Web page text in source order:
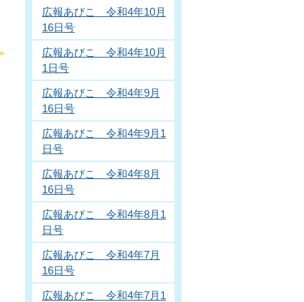
広報あびこ 令和4年10月
16日号
広報あびこ 令和4年10月
1日号
広報あびこ 令和4年9月
16日号
広報あびこ 令和4年9月1
日号
広報あびこ 令和4年8月
16日号
広報あびこ 令和4年8月1
日号
広報あびこ 令和4年7月
16日号
広報あびこ 令和4年7月1